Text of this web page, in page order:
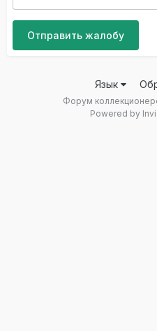
Отправить жалобу
Язык
Форум
Powered by